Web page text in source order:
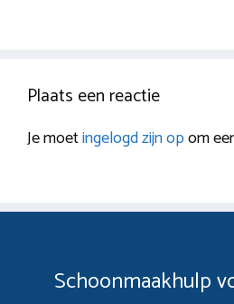
Plaats een reactie
Je moetingelogd zijn opom
Schoonmaakhulp